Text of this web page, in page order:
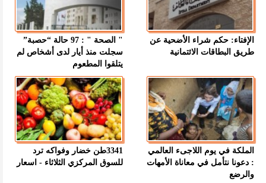
الإفتاء: حكم شراء الأضحية عن
طريق البطاقات الائتمانية
" الصحة " : 97 حالة “حصبة”
سجلت منذ أيار لدى أشخاص لم
يتلقوا المطعوم
الملكة في يوم اللاجىء العالمي
: دعونا نتأمل في معاناة الأمهات
والرضع
3341طن خضار وفواكه ترد
للسوق المركزي الثلاثاء - اسعار